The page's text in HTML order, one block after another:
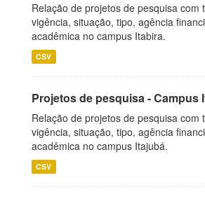
Relação de projetos de pesquisa com
vigência, situação, tipo, agência
acadêmica no campus Itabira.
CSV
Projetos de pesquisa - Campus
Relação de projetos de pesquisa com
vigência, situação, tipo, agência
acadêmica no campus Itajubá.
CSV